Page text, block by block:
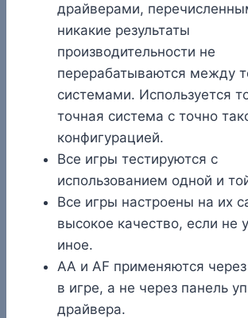
драйверами,
никакие результаты
производительности не
перерабатываются между
системами. Используется
точная система с точно
конфигурацией.
Все игры тестируются с
использованием одной и
Все игры настроены на их
высокое качество, если не
иное.
AA и AF применяются
в игре, а не через панель
драйвера.